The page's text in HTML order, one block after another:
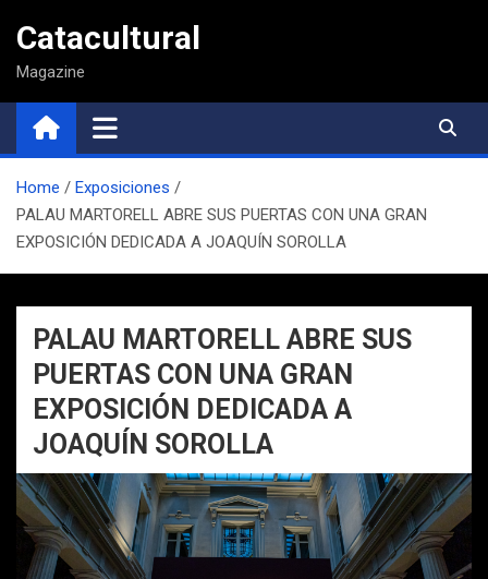
contenido
Catacultural
Magazine
Home
Exposiciones
PALAU MARTORELL ABRE SUS PUERTAS CON UNA GRAN
EXPOSICIÓN DEDICADA A JOAQUÍN SOROLLA
PALAU MARTORELL ABRE SUS
PUERTAS CON UNA GRAN
EXPOSICIÓN DEDICADA A
JOAQUÍN SOROLLA